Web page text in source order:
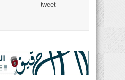
tweet